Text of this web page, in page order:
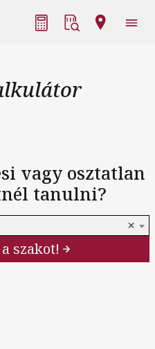
Fő navigáció
vagy osztatlan
tanulni?
×
szakot!